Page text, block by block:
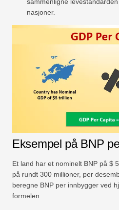
sammenligne
nasjoner.
Eksempel på BNP
Et land har et nominelt BNP på $
på rundt 300 millioner, per
beregne BNP per innbygger ved
formelen.